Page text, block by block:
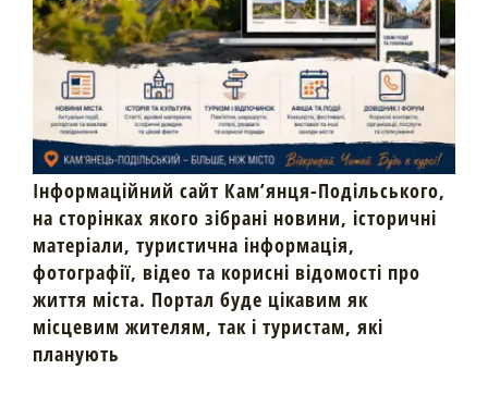
Інформаційний сайт Кам’янця-Подільського,
на сторінках якого зібрані новини, історичні
матеріали, туристична інформація,
фотографії, відео та корисні відомості про
життя міста. Портал буде цікавим як
місцевим жителям, так і туристам, які
планують